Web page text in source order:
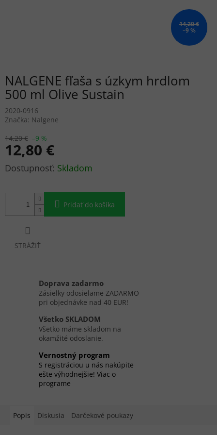
14,20 €
–9 %
NALGENE fľaša s úzkym hrdlom
500 ml Olive Sustain
2020-0916
Značka: Nalgene
14,20 € –9 %
12,80 €
Jednotková
Skladom
Pridať do košíka
STRÁŽIŤ
Doprava zadarmo
Zásielky odosielame ZADARMO
pri objednávke nad 40 EUR!
Všetko SKLADOM
Všetko máme skladom na
okamžité odoslanie.
Vernostný program
S registráciou u nás nakúpite
ešte výhodnejšie! Viac o
programe
Popis Diskusia Darčekové poukazy